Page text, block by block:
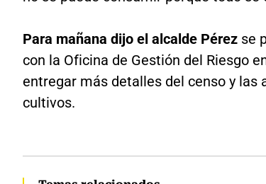
Para mañana dijo el alcalde Pérezse
con la Oficina de Gestión del Riesgo
entregar más detalles del censo y las
cultivos.